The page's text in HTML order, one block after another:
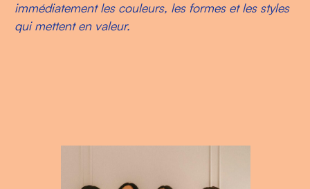
immédiatement les couleurs, les formes et les styles
qui mettent en valeur.